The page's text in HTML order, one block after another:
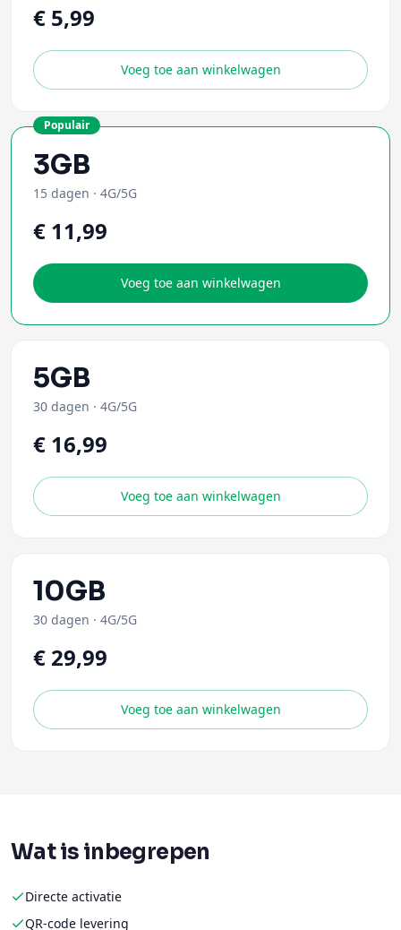
€ 5,99
Voeg toe aan winkelwagen
Populair
3GB
15 dagen · 4G/5G
€ 11,99
Voeg toe aan winkelwagen
5GB
30 dagen · 4G/5G
€ 16,99
Voeg toe aan winkelwagen
10GB
30 dagen · 4G/5G
€ 29,99
Voeg toe aan winkelwagen
Wat is inbegrepen
Directe activatie
QR-code levering